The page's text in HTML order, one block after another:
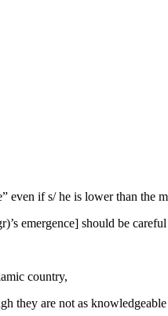
even if s/ he is lower than the
emergence] should be careful
country,
they are not as